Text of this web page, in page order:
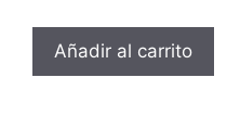
Añadir al carrito